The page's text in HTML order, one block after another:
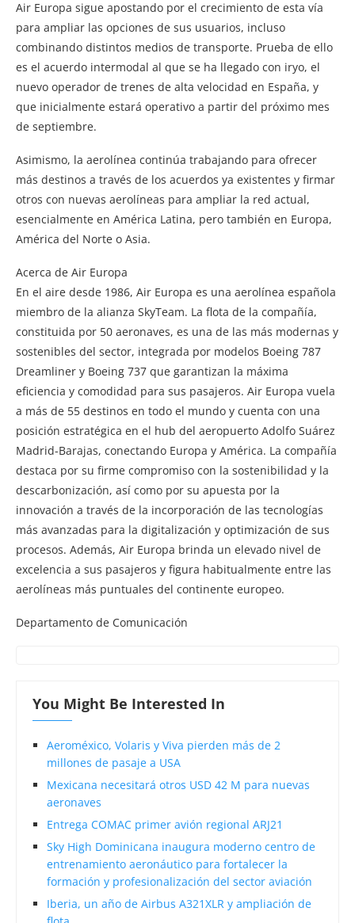
Air Europa sigue apostando por el crecimiento de esta vía
para ampliar las opciones de sus usuarios, incluso
combinando distintos medios de transporte. Prueba de ello
es el acuerdo intermodal al que se ha llegado con iryo, el
nuevo operador de trenes de alta velocidad en España, y
que inicialmente estará operativo a partir del próximo mes
de septiembre.
Asimismo, la aerolínea continúa trabajando para ofrecer
más destinos a través de los acuerdos ya existentes y firmar
otros con nuevas aerolíneas para ampliar la red actual,
esencialmente en América Latina, pero también en Europa,
América del Norte o Asia.
Acerca de Air Europa
En el aire desde 1986, Air Europa es una aerolínea española
miembro de la alianza SkyTeam. La flota de la compañía,
constituida por 50 aeronaves, es una de las más modernas y
sostenibles del sector, integrada por modelos Boeing 787
Dreamliner y Boeing 737 que garantizan la máxima
eficiencia y comodidad para sus pasajeros. Air Europa vuela
a más de 55 destinos en todo el mundo y cuenta con una
posición estratégica en el hub del aeropuerto Adolfo Suárez
Madrid-Barajas, conectando Europa y América. La compañía
destaca por su firme compromiso con la sostenibilidad y la
descarbonización, así como por su apuesta por la
innovación a través de la incorporación de las tecnologías
más avanzadas para la digitalización y optimización de sus
procesos. Además, Air Europa brinda un elevado nivel de
excelencia a sus pasajeros y figura habitualmente entre las
aerolíneas más puntuales del continente europeo.
Departamento de Comunicación
You Might Be Interested In
Aeroméxico, Volaris y Viva pierden más de 2
millones de pasaje a USA
Mexicana necesitará otros USD 42 M para nuevas
aeronaves
Entrega COMAC primer avión regional ARJ21
Sky High Dominicana inaugura moderno centro de
entrenamiento aeronáutico para fortalecer la
formación y profesionalización del sector aviación
Iberia, un año de Airbus A321XLR y ampliación de